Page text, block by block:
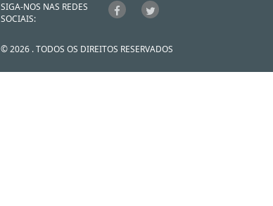
SIGA-NOS NAS REDES
SOCIAIS:
© 2026 . TODOS OS DIREITOS RESERVADOS